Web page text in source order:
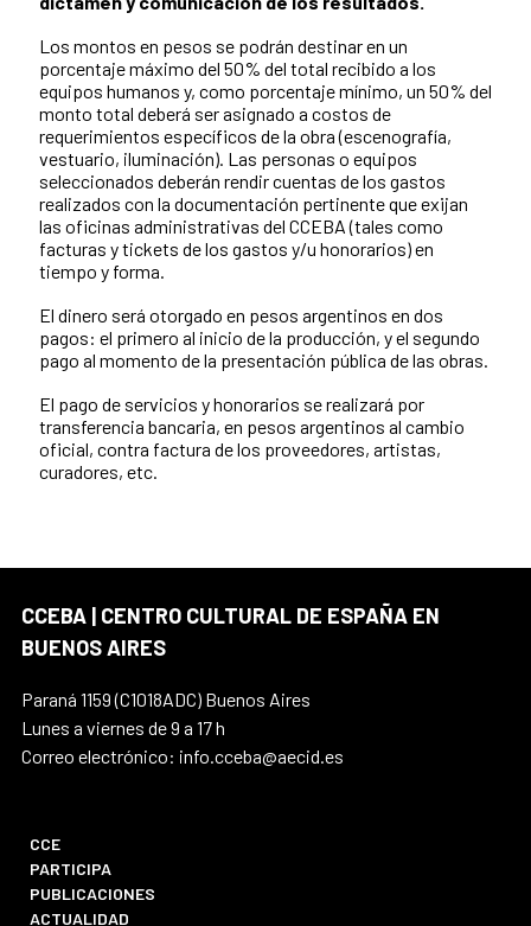
Los montos en pesos se podrán destinar en un
porcentaje máximo del 50% del total recibido a los
equipos humanos y, como porcentaje mínimo, un 50% del
monto total deberá ser asignado a costos de
requerimientos específicos de la obra (escenografía,
vestuario, iluminación). Las personas o equipos
seleccionados deberán rendir cuentas de los gastos
realizados con la documentación pertinente que exijan
las oficinas administrativas del CCEBA (tales como
facturas y tickets de los gastos y/u honorarios) en
tiempo y forma.
El dinero será otorgado en pesos argentinos en dos
pagos: el primero al inicio de la producción, y el segundo
pago al momento de la presentación pública de las obras.
El pago de servicios y honorarios se realizará por
transferencia bancaria, en pesos argentinos al cambio
oficial, contra factura de los proveedores, artistas,
curadores, etc.
CCEBA | CENTRO CULTURAL DE ESPAÑA EN
BUENOS AIRES
Paraná 1159 (C1018ADC) Buenos Aires
Lunes a viernes de 9 a 17 h
Correo electrónico: info.cceba@aecid.es
CCE
PARTICIPA
PUBLICACIONES
ACTUALIDAD